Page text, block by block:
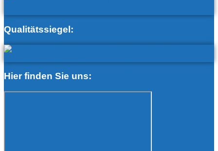
Qualitätssiegel:
Hier finden Sie uns: